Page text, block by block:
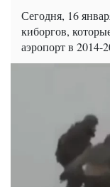
Сегодня, 16
киборгов,
аэропорт в 2014-